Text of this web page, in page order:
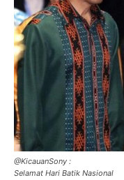
@KicauanSony :
Selamat Hari Batik Nasional